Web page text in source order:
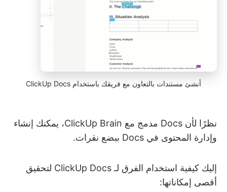
أنشئ مستندات بالتعاون مع فريقك باستخدام ClickUp Docs
نظرًا لأن Docs مدمج مع ClickUp Brain، يمكنك إنشاء
وإدارة المحتوى في Docs ببضع نقرات.
إليك كيفية استخدام الفرق لـ ClickUp Docs لتحقيق
أقصى إمكاناتها: